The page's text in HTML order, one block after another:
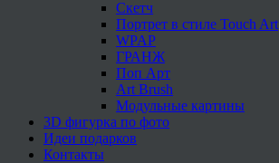
Скетч
Портрет в стиле Touch Art
WPAP
ГРАНЖ
Поп Арт
Art Brush
Модульные картины
3D фигурка по фото
Идеи подарков
Контакты